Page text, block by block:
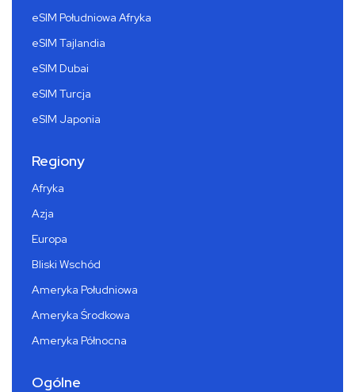
eSIM Południowa Afryka
eSIM Tajlandia
eSIM Dubai
eSIM Turcja
eSIM Japonia
Regiony
Afryka
Azja
Europa
Bliski Wschód
Ameryka Południowa
Ameryka Środkowa
Ameryka Północna
Ogólne